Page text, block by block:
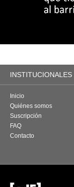
INSTITUCIONALES
Inicio
Quiénes somos
Suscripción
FAQ
Contacto